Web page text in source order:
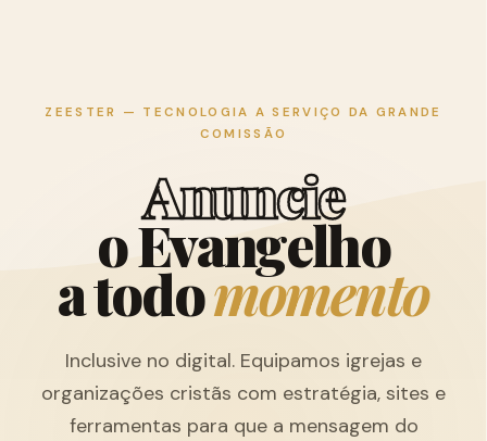
ZEESTER — TECNOLOGIA A SERVIÇO DA GRANDE
COMISSÃO
Anuncie
oEvangelho
atodomomento
Inclusive no digital. Equipamos igrejas e
organizações cristãs com estratégia, sites e
ferramentas para que a mensagem do